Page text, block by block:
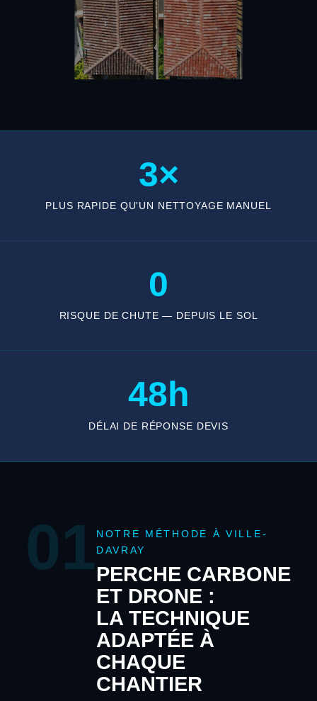
3×
PLUS RAPIDE QU'UN NETTOYAGE MANUEL
0
RISQUE DE CHUTE — DEPUIS LE SOL
48h
DÉLAI DE RÉPONSE DEVIS
01 NOTRE MÉTHODE À VILLE-
DAVRAY
PERCHE CARBONE
ET DRONE :
LA TECHNIQUE
ADAPTÉE À
CHAQUE
CHANTIER